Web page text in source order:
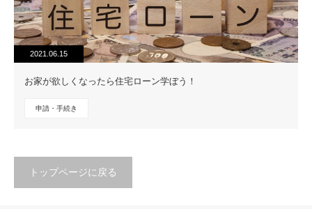
2021.06.15
お家が欲しくなったら住宅ローン学ぼう！
申請・手続き
トップページに戻る